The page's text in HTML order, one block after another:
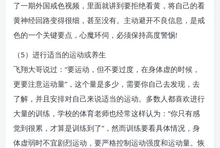
了一期外国戒色视频，里面就讲到要拒绝看黄，将自己的看
黄神经回路变得很细，甚至没有。主动避开不良信息，是戒
色的一个关键要点，心魔环伺，必须保持高度警惕!
（5）进行适当的运动或养生
飞翔大哥说过：“要运动，但不要过度，在身体虚的时候，
更要注意运动量”，这个量是多少，需要你自己去发现，去
了解，并且安排对自己来说适当的运动。多数人都喜欢进行
大量的训练，学校的体育老师也经常这样认为：“你只有感
觉到很累，才算是训练到了”，然而训练要看具体情况，身
体虚弱时不宜剧烈运动，要严格控制运动强度和运动量。恢